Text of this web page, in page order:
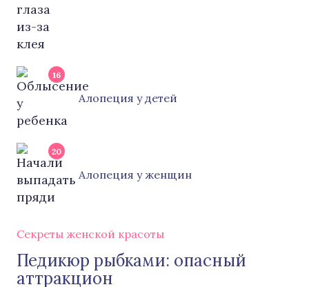
16
Алопеция у детей
20
Алопеция у женщин
Секреты женской красоты
Педикюр рыбками: опасный
аттракцион